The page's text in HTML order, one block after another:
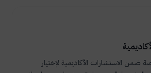
الاستشارات الأكاديمية لإختيار